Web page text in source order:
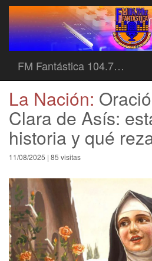
FM Fantástica 104.7…
La Nación:
Clara de Asís:
historia y qué
11/08/2025 | 85 visitas